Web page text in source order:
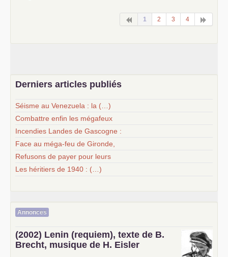
1 2 3 4
Derniers articles publiés
Séisme au Venezuela : la (…)
Combattre enfin les mégafeux
Incendies Landes de Gascogne :
Face au méga-feu de Gironde,
Refusons de payer pour leurs
Les héritiers de 1940 : (…)
Annonces
(2002) Lenin (requiem), texte de B.
Brecht, musique de H. Eisler